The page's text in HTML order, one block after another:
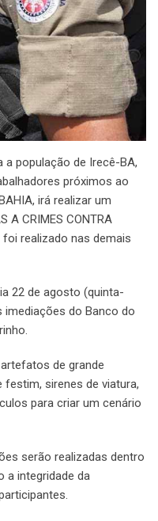
a população de Irecê-BA,
próximos ao
irá realizar um
A CRIMES CONTRA
foi realizado nas demais
22 de agosto (quinta-
imediações do Banco do
de grande
sirenes de viatura,
para criar um cenário
serão realizadas dentro
a integridade da